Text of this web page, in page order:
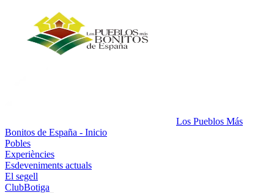
Los Pueblos Más
Bonitos de España - Inicio
Pobles
Experiències
Esdeveniments actuals
El segell
ClubBotiga